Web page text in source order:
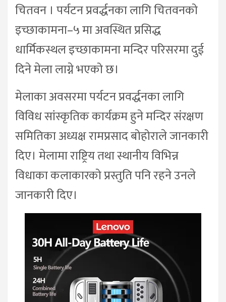
चितवन । पर्यटन प्रवर्द्धनका लागि चितवनको
इच्छाकामना–५ मा अवस्थित प्रसिद्ध
धार्मिकस्थल इच्छाकामना मन्दिर परिसरमा दुई
दिने मेला लाग्ने भएको छ।
मेलाका अवसरमा पर्यटन प्रवर्द्धनका लागि
विविध सांस्कृतिक कार्यक्रम हुने मन्दिर संरक्षण
समितिका अध्यक्ष रामप्रसाद बोहोराले जानकारी
दिए। मेलामा राष्ट्रिय तथा स्थानीय विभिन्न
विधाका कलाकारको प्रस्तुति पनि रहने उनले
जानकारी दिए।